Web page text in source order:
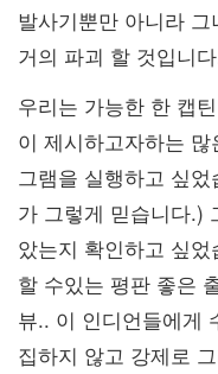
발사기뿐만 아니라
거의 파괴 할 것입니
우리는 가능한 한 캡
이 제시하고자하는
그램을 실행하고 싶
가 그렇게 믿습니다.)
았는지 확인하고 싶
할 수있는 평판 좋은
뷰.. 이 인디언들에게
집하지 않고 강제로